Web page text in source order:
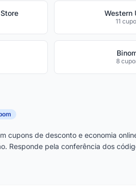
Western
11
8
cupons de desconto e economia
Responde pela conferência dos